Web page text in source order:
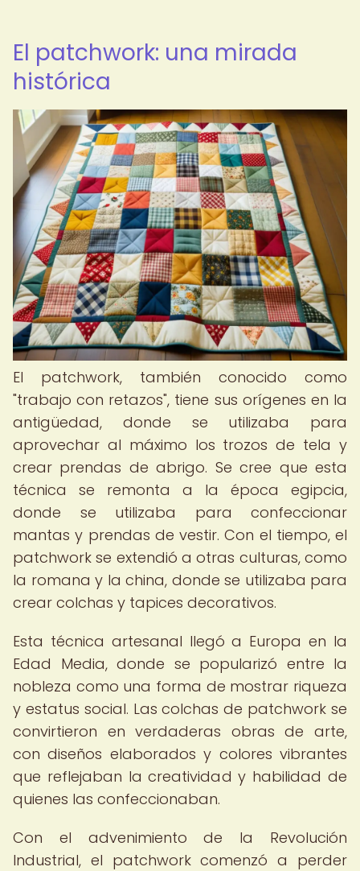
El patchwork: una mirada
histórica
El patchwork, también conocido como
"trabajo con retazos", tiene sus orígenes en la
antigüedad, donde se utilizaba para
aprovechar al máximo los trozos de tela y
crear prendas de abrigo. Se cree que esta
técnica se remonta a la época egipcia,
donde se utilizaba para confeccionar
mantas y prendas de vestir. Con el tiempo, el
patchwork se extendió a otras culturas, como
la romana y la china, donde se utilizaba para
crear colchas y tapices decorativos.
Esta técnica artesanal llegó a Europa en la
Edad Media, donde se popularizó entre la
nobleza como una forma de mostrar riqueza
y estatus social. Las colchas de patchwork se
convirtieron en verdaderas obras de arte,
con diseños elaborados y colores vibrantes
que reflejaban la creatividad y habilidad de
quienes las confeccionaban.
Con el advenimiento de la Revolución
Industrial, el patchwork comenzó a perder